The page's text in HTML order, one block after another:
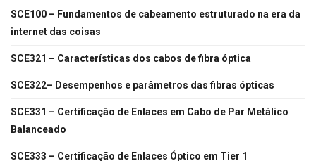
SCE100 – Fundamentos de cabeamento estruturado na era da
internet das coisas
SCE321 – Características dos cabos de fibra óptica
SCE322– Desempenhos e parâmetros das fibras ópticas
SCE331 – Certificação de Enlaces em Cabo de Par Metálico
Balanceado
SCE333 – Certificação de Enlaces Óptico em Tier 1